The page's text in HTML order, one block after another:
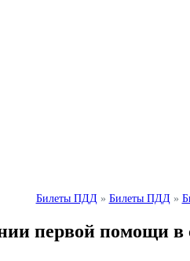
Билеты ПДД » Билеты ПДД »
первой помощи в